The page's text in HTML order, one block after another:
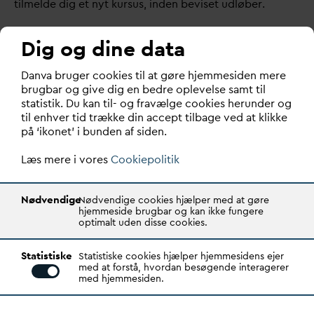
tilmelde dig et nyt kursus, inden beviset udløber.
for, kræver et gyldigt hygiejnebevis, anbefaler vi, at du
kontakter forsyningen direkte.
START
08:00
SLUT
11/8 2026
PLACERING
Scandic Glostrup, Roskildevej 550, 2605 Brøndbyvester
Dig og dine data
Danva bruger cookies til at gøre hjemmesiden mere
brugbar og give dig en bedre oplevelse samt til
statistik. Du kan til- og fravælge cookies herunder og
til enhver tid trække din accept tilbage ved at klikke
på ‘ikonet’ i bunden af siden.
Læs mere i voresCookiepolitik
NødvendigeNødvendige cookies hjælper med at gøre
hjemmeside brugbar og kan ikke fungere
optimalt uden disse cookies.
Statistiske Statistiske cookies hjælper hjemmesidens ejer
med at forstå, hvordan besøgende interagerer
med hjemmesiden.